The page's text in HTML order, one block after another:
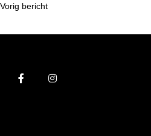
B
Vorig bericht